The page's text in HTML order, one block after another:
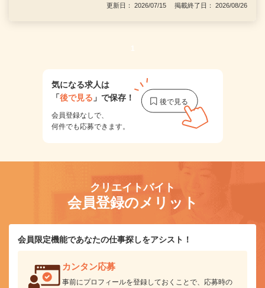
更新日： 2026/07/15 掲載終了日： 2026/08/26
1
気になる求人は
「後で見る 」で保存！
会員登録なしで、
何件でも応募できます。
クリエイトバイト
会員登録のメリット
会員限定機能であなたの仕事探しをアシスト！
カンタン応募
事前にプロフィールを登録しておくことで、応募時の